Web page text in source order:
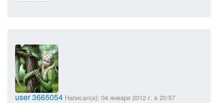
user 3665054 Написал(а): 04 января 2012 г. в 20:57